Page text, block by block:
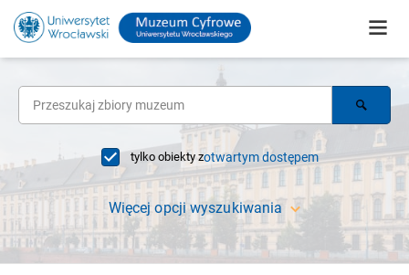
tylko obiekty zotwartym dostępem
Więcej opcji wyszukiwania